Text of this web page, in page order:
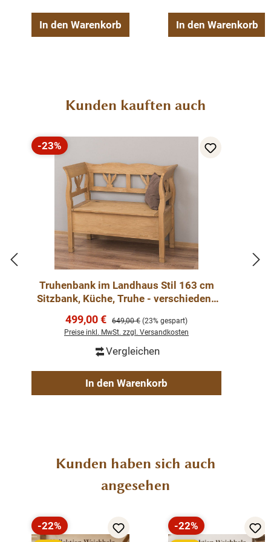
In den Warenkorb In den Warenkorb
Produktgalerie überspringen
Kunden kauften auch
Rabatt
-23%
Truhenbank im Landhaus Stil 163 cm
Sitzbank, Küche, Truhe - verschiedene
Verkaufspreis:
499,00 € Regulärer Preis:
649,00 € (23% gespart)
Preise inkl. MwSt. zzgl. Versandkosten
Vergleichen
In den Warenkorb
Produktgalerie überspringen
Kunden haben sich auch
angesehen
Rabatt
-22%
Rabatt
-22%